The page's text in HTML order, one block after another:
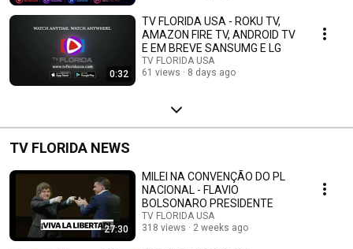
0:32
TV FLORIDA USA - ROKU TV,
AMAZON FIRE TV, ANDROID TV
E EM BREVE SANSUMG E LG
TV FLORIDA USA
61 views
8 days ago
TV FLORIDA NEWS
27:30
MILEI NA CONVENÇÃO DO PL
NACIONAL - FLAVIO
BOLSONARO PRESIDENTE
TV FLORIDA USA
318 views
2 weeks ago